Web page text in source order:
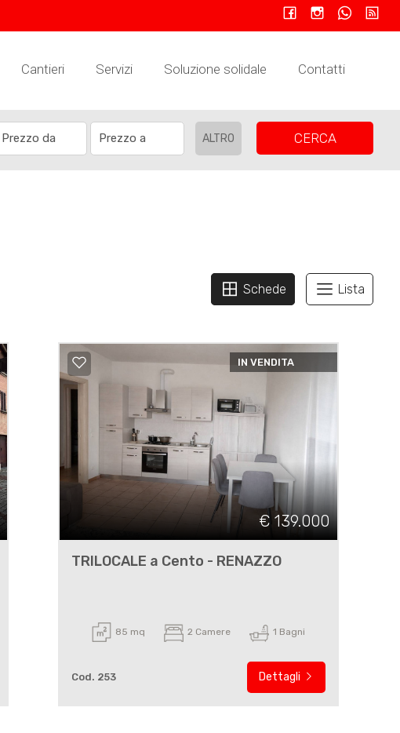
Cantieri Servizi Soluzione solidale Contatti
ALTRO CERCA
Schede Lista
IN VENDITA
€ 139.000
TRILOCALE a Cento - RENAZZO
85 mq 2 Camere 1 Bagni
Cod. 253 Dettagli